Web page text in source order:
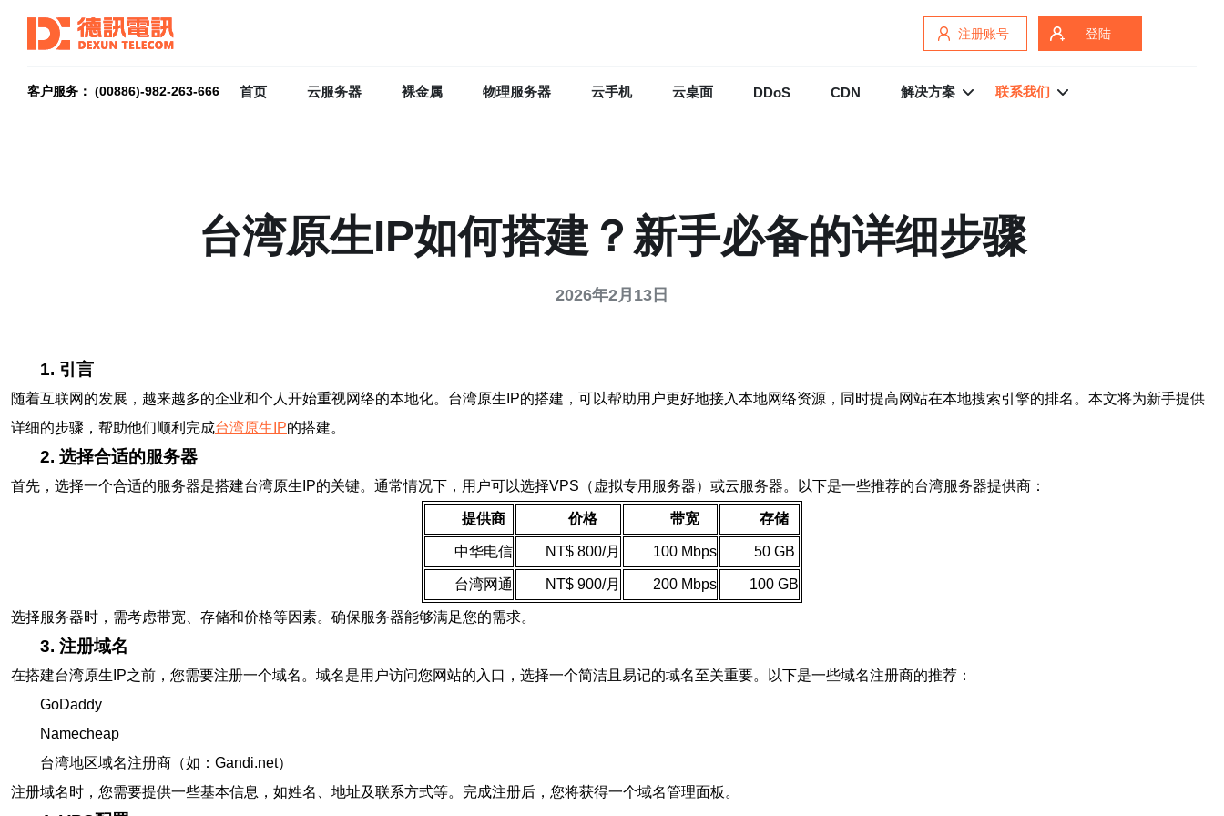
注册账号 登陆
客户服务： (00886)-982-263-666 首页 云服务器 裸金属 物理服务器 云手机 云桌面 DDoS CDN 解决方案 联系我们
台湾原生IP如何搭建？新手必备的详细步骤
2026年2月13日
1. 引言
随着互联网的发展，越来越多的企业和个人开始重视网络的本地化。台湾原生IP的搭建，可以帮助用户更好地接入本地网络资源，同时提高网站在本地搜索引擎的排名。本文将为新手提供
详细的步骤，帮助他们顺利完成台湾原生IP的搭建。
2. 选择合适的服务器
首先，选择一个合适的服务器是搭建台湾原生IP的关键。通常情况下，用户可以选择VPS（虚拟专用服务器）或云服务器。以下是一些推荐的台湾服务器提供商：
提供商 价格 带宽 存储
中华电信 NT$ 800/月 100 Mbps 50 GB
台湾网通 NT$ 900/月 200 Mbps 100 GB
选择服务器时，需考虑带宽、存储和价格等因素。确保服务器能够满足您的需求。
3. 注册域名
在搭建台湾原生IP之前，您需要注册一个域名。域名是用户访问您网站的入口，选择一个简洁且易记的域名至关重要。以下是一些域名注册商的推荐：
GoDaddy
Namecheap
台湾地区域名注册商（如：Gandi.net）
注册域名时，您需要提供一些基本信息，如姓名、地址及联系方式等。完成注册后，您将获得一个域名管理面板。